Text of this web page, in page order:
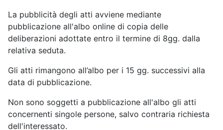
La pubblicità degli atti avviene mediante
pubblicazione all'albo online di copia delle
deliberazioni adottate entro il termine di 8gg. dalla
relativa seduta.
Gli atti rimangono all’albo per i 15 gg. successivi alla
data di pubblicazione.
Non sono soggetti a pubblicazione all'albo gli atti
concernenti singole persone, salvo contraria richiesta
dell'interessato.